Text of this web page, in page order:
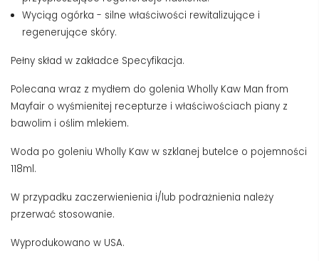
Wyciąg ogórka - silne właściwości rewitalizujące i
regenerujące skóry.
Pełny skład w zakładce Specyfikacja.
Polecana wraz z mydłem do golenia Wholly Kaw Man from
Mayfair o wyśmienitej recepturze i właściwościach piany z
bawolim i oślim mlekiem.
Woda po goleniu Wholly Kaw w szklanej butelce o pojemności
118ml.
W przypadku zaczerwienienia i/lub podrażnienia należy
przerwać stosowanie.
Wyprodukowano w USA.